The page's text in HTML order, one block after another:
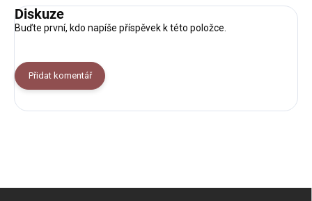
Diskuze
Buďte první, kdo napíše příspěvek k této položce.
Přidat komentář